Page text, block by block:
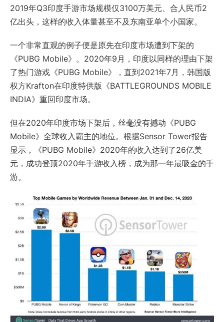
2019年Q3印度手游市场规模仅3100万美元、合人民币2
亿出头，这样的收入体量甚至不及东南亚单个小国家。
一个非常直观的例子便是原先在印度市场遭到下架的
《PUBG Mobile》。2020年9月，印度以同样的理由下架
了热门游戏《PUBG Mobile》，直到2021年7月，韩国版
权方Krafton在印度特供版《BATTLEGROUNDS MOBILE
INDIA》重回印度市场。
但在2020年印度市场下架后，丝毫没有撼动《PUBG
Mobile》全球收入霸主的地位。根据Sensor Tower报告
显示，《PUBG Mobile》2020年的收入达到了26亿美
元，成功登顶2020年手游收入榜，成为那一年最吸金的手
游。